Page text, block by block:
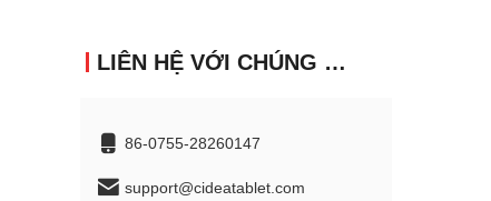
LIÊN HỆ VỚI CHÚNG TÔI
86-0755-28260147
support@cideatablet.com